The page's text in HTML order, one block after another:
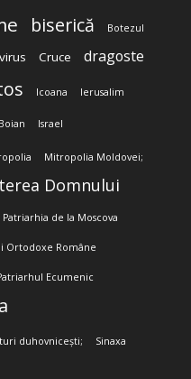
biserică Botezul
Cruce dragoste
Icoana Ierusalim
Israel
Mitropolia Moldovei;
Domnului
Patriarhia de la Moscova
Ortodoxe Române
Ecumenic
duhovnicești; Sinaxa